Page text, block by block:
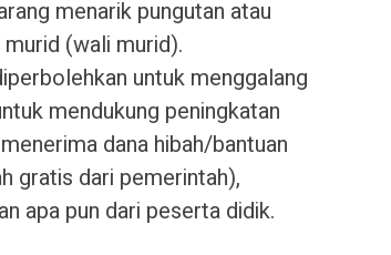
menarik pungutan atau
(wali murid).
untuk menggalang
mendukung peningkatan
dana hibah/bantuan
gratis dari pemerintah),
apa pun dari peserta didik.